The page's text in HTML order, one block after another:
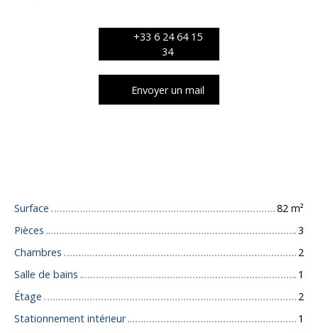
+33 6 24 64 15
34
Envoyer un mail
Surface 82 m²
Pièces
3
Chambres
2
Salle de bains
1
Étage
2
Stationnement intérieur
1